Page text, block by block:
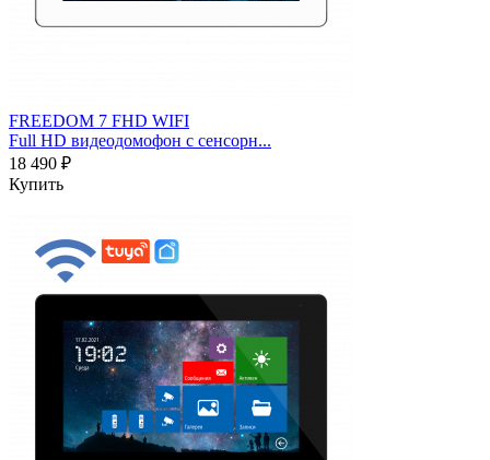
FREEDOM 7 FHD WIFI
Full HD видеодомофон с сенсорн...
18 490 ₽
Купить